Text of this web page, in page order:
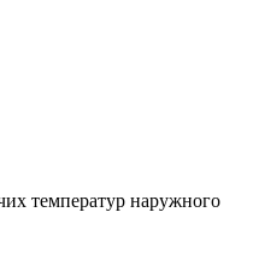
температур наружного